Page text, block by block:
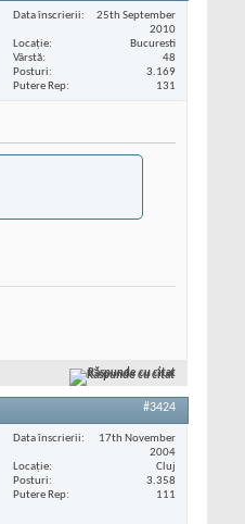
Data înscrierii
25th September
2010
Locaţie
Bucuresti
Vârstă
48
Posturi
3.169
Putere Rep
131
Răspunde cu citat
#3424
Data înscrierii
17th November
2004
Locaţie
Cluj
Posturi
3.358
Putere Rep
111